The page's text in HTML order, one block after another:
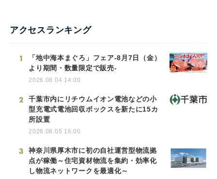
アクセスランキング
1
「地中海本まぐろ」フェア-8月7日（金）
より期間・数量限定で販売-
2026.08.04 14:00
2
千葉市内にリチウムイオン電池などの小
型充電式電池回収ボックスを新たに15カ
所設置
2026.08.05 16:00
3
神奈川県厚木市に初の自社運営型物流拠
点が稼働～住宅資材物流を集約・効率化
し物流ネットワークを最適化～